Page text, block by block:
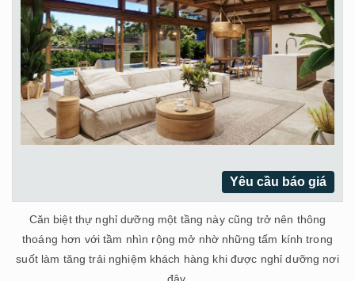
Yêu cầu báo giá
Căn biệt thự nghỉ dưỡng một tầng này cũng trở nên thông
thoáng hơn với tầm nhìn rộng mở nhờ những tấm kính trong
suốt làm tăng trải nghiệm khách hàng khi được nghỉ dưỡng nơi